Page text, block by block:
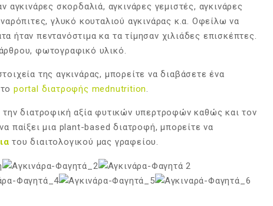
αγκινάρες σκορδαλιά, αγκινάρες γεμιστές, αγκινάρες
γλυκό κουταλιού αγκινάρας κ.α. Οφείλω να
ήταν πεντανόστιμα κα τα τίμησαν χιλιάδες επισκέπτες.
φωτογραφικό υλικό.
της αγκινάρας, μπορείτε να διαβάσετε ένα
portal διατροφής mednutrition.
διατροφική αξία φυτικών υπερτροφών καθώς και τον
παίξει μια plant-based διατροφή, μπορείτε να
του διαιτολογικού μας γραφείου.